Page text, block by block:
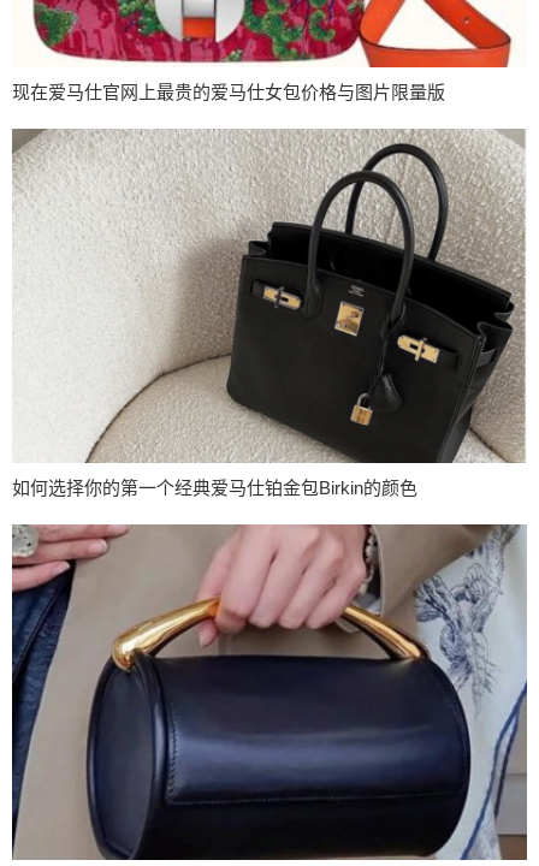
现在爱马仕官网上最贵的爱马仕女包价格与图片限量版
如何选择你的第一个经典爱马仕铂金包Birkin的颜色